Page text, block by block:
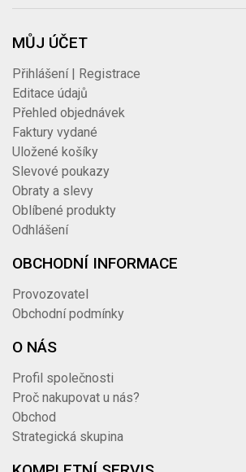
MŮJ ÚČET
Přihlášení | Registrace
Editace údajů
Přehled objednávek
Faktury vydané
Uložené košíky
Slevové poukazy
Obraty a slevy
Oblíbené produkty
Odhlášení
OBCHODNÍ INFORMACE
Provozovatel
Obchodní podmínky
O NÁS
Profil společnosti
Proč nakupovat u nás?
Obchod
Strategická skupina